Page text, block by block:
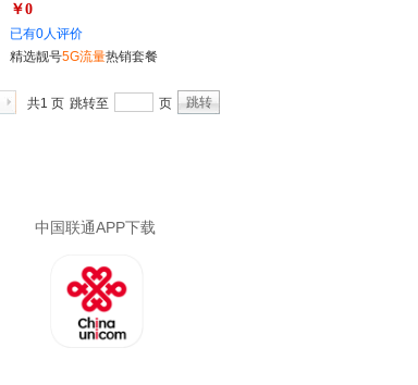
￥0
已有0人评价
精选靓号5G流量热销套餐
共1 页 跳转至 页 跳转
中国联通APP下载